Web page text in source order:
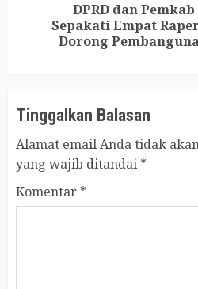
DPRD dan
Sepakati Empat
Dorong
Tinggalkan Balasan
Alamat email Anda tidak
yang wajib ditandai *
Komentar *